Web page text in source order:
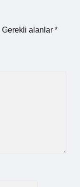
Gerekli alanlar *